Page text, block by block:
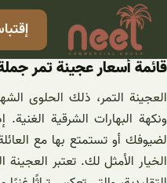
تخطى
المحتوى
قائمة أسعار عجینة تمر
العجينة التمر، ذلك الحلوى
ونكهة البهارات الشرقية
لضيوفك أو تستمتع بها مع
الخيار الأمثل لك. تعتبر